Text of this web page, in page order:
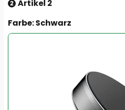
2 Artikel 2
Farbe: Schwarz